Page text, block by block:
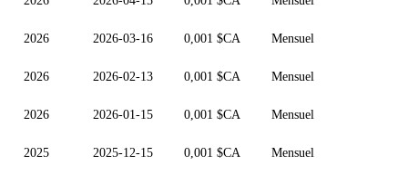
2026 2026-03-16 0,001 $CA Mensuel
2026 2026-02-13 0,001 $CA Mensuel
2026 2026-01-15 0,001 $CA Mensuel
2025 2025-12-15 0,001 $CA Mensuel